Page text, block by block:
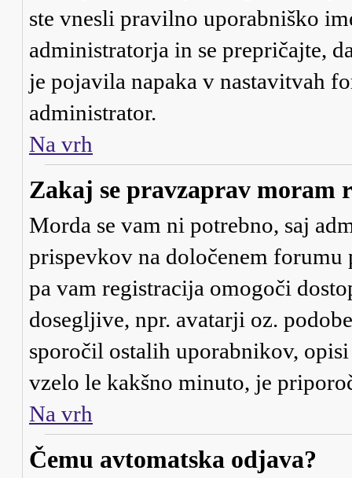
ste vnesli pravilno uporabniško
administratorja in se prepričajte,
je pojavila napaka v nastavitvah
administrator.
Na vrh
Zakaj se pravzaprav moram
Morda se vam ni potrebno, saj
prispevkov na določenem forumu
pa vam registracija omogoči
dosegljive, npr. avatarji oz.
sporočil ostalih uporabnikov,
vzelo le kakšno minuto, je
Na vrh
Čemu avtomatska odjava?